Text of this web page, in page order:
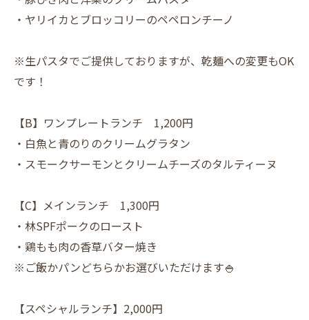
・ヤリイカとブロッコリーのペペロンチーノ
※生パスタでご提供しておりますが、乾麺への変更もOK
です！
【B】ワンプレートランチ 1,200円
・白魚と青のりのクリームグラタン
・スモークサーモンとクリームチーズのタルティーヌ
【C】メインランチ 1,300円
・林SPFポークのロースト
・鶏もも肉の香草バター焼き
※ご飯かパンどちらかお選びいただけます🍚
【スペシャルランチ】2,000円